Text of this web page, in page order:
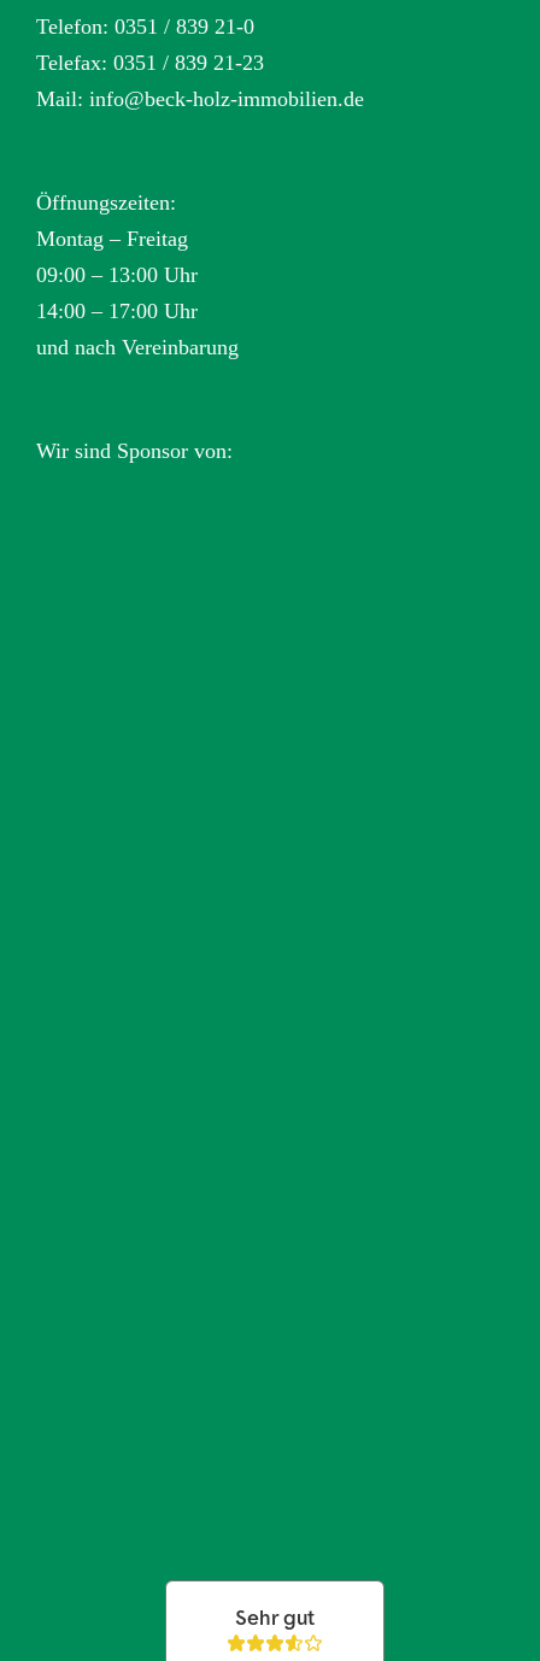
Telefon: 0351 / 839 21-0
Telefax: 0351 / 839 21-23
Mail: info@beck-holz-immobilien.de
Öffnungszeiten:
Montag – Freitag
09:00 – 13:00 Uhr
14:00 – 17:00 Uhr
und nach Vereinbarung
Wir sind Sponsor von: